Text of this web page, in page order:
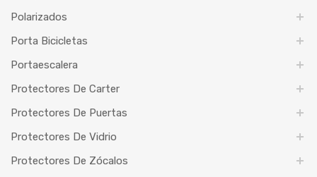
Polarizados
Porta Bicicletas
Portaescalera
Protectores De Carter
Protectores De Puertas
Protectores De Vidrio
Protectores De Zócalos